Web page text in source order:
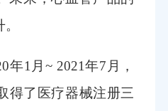
年1月~ 2021年7月，
得了医疗器械注册三